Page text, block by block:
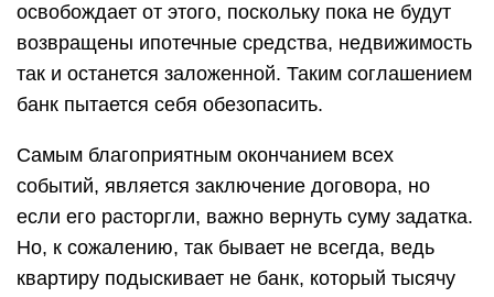
освобождает от этого, поскольку пока не будут
возвращены ипотечные средства, недвижимость
так и останется заложенной. Таким соглашением
банк пытается себя обезопасить.
Самым благоприятным окончанием всех
событий, является заключение договора, но
если его расторгли, важно вернуть суму задатка.
Но, к сожалению, так бывает не всегда, ведь
квартиру подыскивает не банк, который тысячу